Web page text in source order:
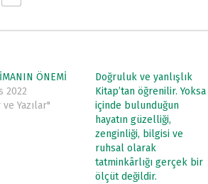
ÖNEMİ
2022
Yazılar"
Doğruluk ve yanlışlık
Kitap’tan öğrenilir. Yoksa
içinde bulunduğun
hayatın güzelliği,
zenginliği, bilgisi ve
ruhsal olarak
tatminkârlığı gerçek bir
ölçüt değildir.